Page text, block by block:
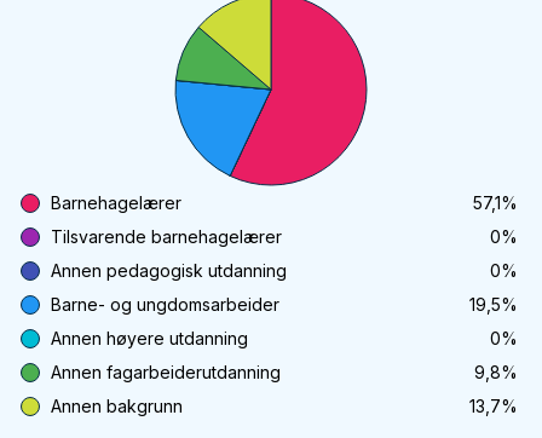
Barnehagelærer 57,1%
Tilsvarende barnehagelærer
0%
Annen pedagogisk utdanning
0%
Barne- og ungdomsarbeider
19,5%
Annen høyere utdanning
0%
Annen fagarbeiderutdanning
9,8%
Annen bakgrunn
13,7%